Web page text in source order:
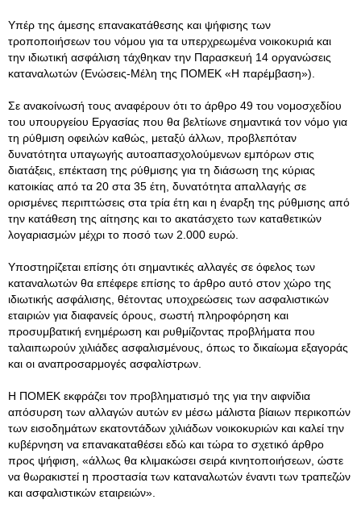
Υπέρ της άμεσης επανακατάθεσης και ψήφισης των
τροποποιήσεων του νόμου για τα υπερχρεωμένα νοικοκυριά και
την ιδιωτική ασφάλιση τάχθηκαν την Παρασκευή 14 οργανώσεις
καταναλωτών (Ενώσεις-Μέλη της ΠΟΜΕΚ «Η παρέμβαση»).
Σε ανακοίνωσή τους αναφέρουν ότι το άρθρο 49 του νομοσχεδίου
του υπουργείου Εργασίας που θα βελτίωνε σημαντικά τον νόμο για
τη ρύθμιση οφειλών καθώς, μεταξύ άλλων, προβλεπόταν
δυνατότητα υπαγωγής αυτοαπασχολούμενων εμπόρων στις
διατάξεις, επέκταση της ρύθμισης για τη διάσωση της κύριας
κατοικίας από τα 20 στα 35 έτη, δυνατότητα απαλλαγής σε
ορισμένες περιπτώσεις στα τρία έτη και η έναρξη της ρύθμισης από
την κατάθεση της αίτησης και το ακατάσχετο των καταθετικών
λογαριασμών μέχρι το ποσό των 2.000 ευρώ.
Υποστηρίζεται επίσης ότι σημαντικές αλλαγές σε όφελος των
καταναλωτών θα επέφερε επίσης το άρθρο αυτό στον χώρο της
ιδιωτικής ασφάλισης, θέτοντας υποχρεώσεις των ασφαλιστικών
εταιριών για διαφανείς όρους, σωστή πληροφόρηση και
προσυμβατική ενημέρωση και ρυθμίζοντας προβλήματα που
ταλαιπωρούν χιλιάδες ασφαλισμένους, όπως το δικαίωμα εξαγοράς
και οι αναπροσαρμογές ασφαλίστρων.
Η ΠΟΜΕΚ εκφράζει τον προβληματισμό της για την αιφνίδια
απόσυρση των αλλαγών αυτών εν μέσω μάλιστα βίαιων περικοπών
των εισοδημάτων εκατοντάδων χιλιάδων νοικοκυριών και καλεί την
κυβέρνηση να επανακαταθέσει εδώ και τώρα το σχετικό άρθρο
προς ψήφιση, «άλλως θα κλιμακώσει σειρά κινητοποιήσεων, ώστε
να θωρακιστεί η προστασία των καταναλωτών έναντι των τραπεζών
και ασφαλιστικών εταιρειών».